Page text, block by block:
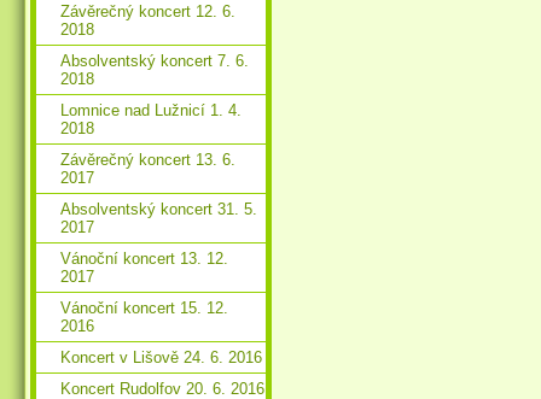
Závěrečný koncert 12. 6.
2018
Absolventský koncert 7. 6.
2018
Lomnice nad Lužnicí 1. 4.
2018
Závěrečný koncert 13. 6.
2017
Absolventský koncert 31. 5.
2017
Vánoční koncert 13. 12.
2017
Vánoční koncert 15. 12.
2016
Koncert v Lišově 24. 6. 2016
Koncert Rudolfov 20. 6. 2016